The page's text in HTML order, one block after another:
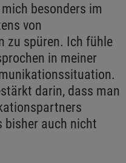
besonders im
von
zu spüren. Ich fühle
in meiner
darin, dass man
bisher auch nicht